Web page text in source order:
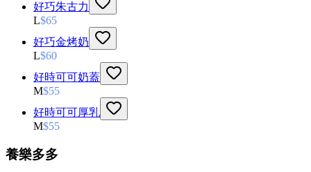
好巧朱古力
L$65
好巧金烤奶
L$60
好時可可奶蓋
M$55
好時可可厚乳
M$55
養樂多多